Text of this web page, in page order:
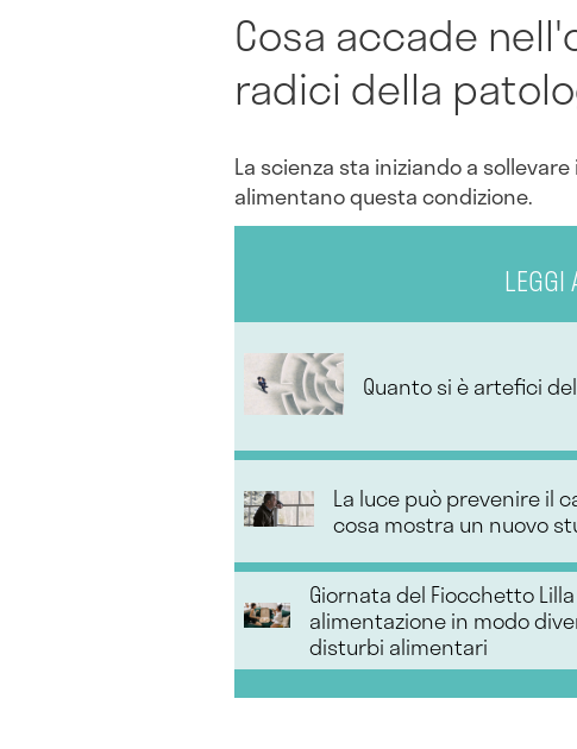
Cosa accade
radici della
La scienza sta iniziando a
alimentano questa condizione.
LEGGI
Quanto si è artefici
La luce può prevenire il
cosa mostra un nuovo
Giornata del Fiocchetto
alimentazione in modo
disturbi alimentari